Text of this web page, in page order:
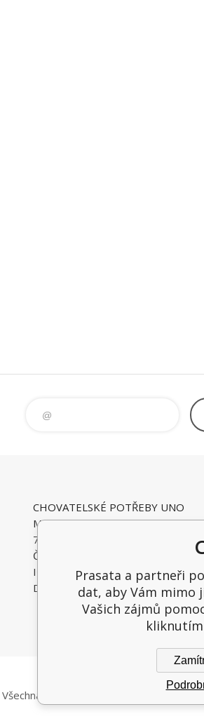
CHOVATELSKÉ POTŘEBY UNO
Malé Heraltice 28
74775 Velké Heraltice
Česká Republika
IČO: 61953741
DIČ: CZ7405265549
Všechna práva vyhrazena.
Prasata a partneři
dat, aby Vám mimo
Vašich zájmů